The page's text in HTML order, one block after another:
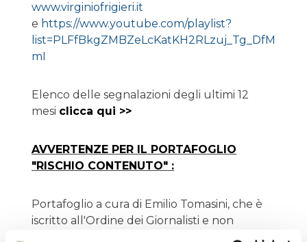
www.virginiofrigieri.it
e https://www.youtube.com/playlist?
list=PLFfBkgZMBZeLcKatKH2RLzuj_Tg_DfM
mI
Elenco delle segnalazioni degli ultimi 12
mesi clicca qui >>
AVVERTENZE PER IL PORTAFOGLIO
"RISCHIO CONTENUTO" :
Portafoglio a cura di Emilio Tomasini, che è
iscritto all'Ordine dei Giornalisti e non
detiene i titoli oggetto delle sue analisi.